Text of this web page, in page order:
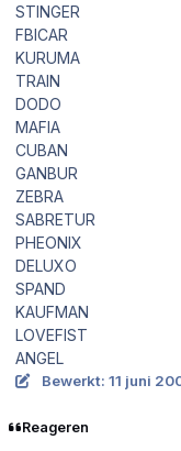
STINGER
FBICAR
KURUMA
TRAIN
DODO
MAFIA
CUBAN
GANBUR
ZEBRA
SABRETUR
PHEONIX
DELUXO
SPAND
KAUFMAN
LOVEFIST
ANGEL
Bewerkt: 11 juni
Reageren